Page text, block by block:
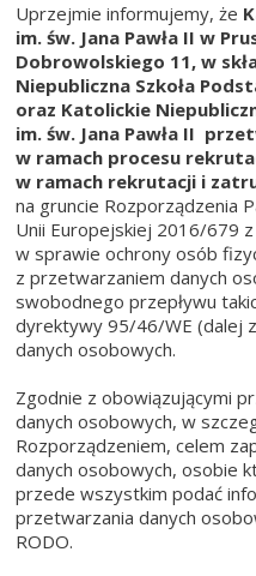
Uprzejmie informujemy, że
im. św. Jana Pawła II w
Dobrowolskiego 11, w
Niepubliczna Szkoła
oraz Katolickie
im. św. Jana Pawła II
w ramach procesu
w ramach rekrutacji i
na gruncie Rozporządzenia
Unii Europejskiej 2016/679
w sprawie ochrony osób
z przetwarzaniem danych
swobodnego przepływu
dyrektywy 95/46/WE (dalej
danych osobowych.
Zgodnie z obowiązującymi
danych osobowych, w
Rozporządzeniem, celem
danych osobowych, osobie
przede wszystkim podać
przetwarzania danych
RODO.